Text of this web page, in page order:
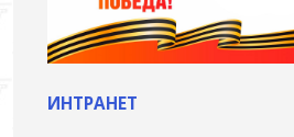
ИНТРАНЕТ